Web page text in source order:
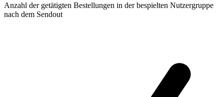
Anzahl der getätigten Bestellungen in der bespielten Nutzergruppe
nach dem Sendout